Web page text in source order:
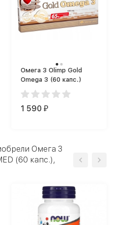
Омега 3 Olimp Gold
Omega 3 (60 капс.)
1 590 ₽
Омега 3
(60 капс.),